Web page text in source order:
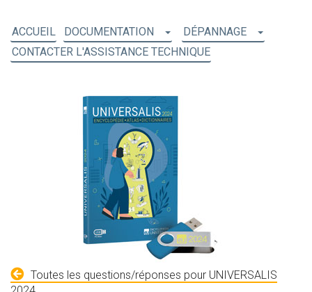
ACCUEIL DOCUMENTATION
DÉPANNAGE
CONTACTER L'ASSISTANCE TECHNIQUE
Toutes les questions/réponses pour UNIVERSALIS